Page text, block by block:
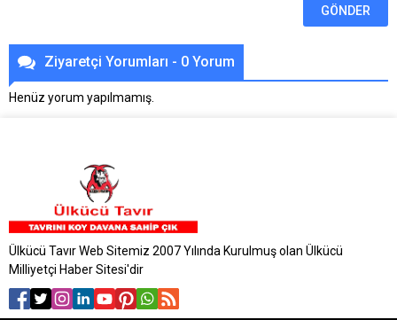
Ziyaretçi Yorumları - 0 Yorum
Henüz yorum yapılmamış.
Ülkücü Tavır Web Sitemiz 2007 Yılında Kurulmuş olan Ülkücü
Milliyetçi Haber Sitesi'dir